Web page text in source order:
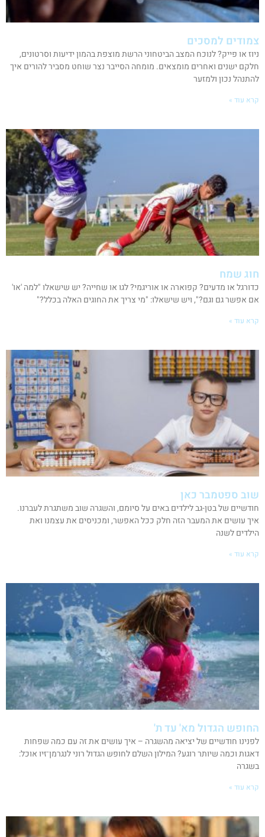
צמודים למסכים
ניוז או פייק? לנוכח המצב הביטחוני הרשת מוצפת בהמון ידיעות וסרטונים,
חלקם ישנים ואחרים מומצאים. מומחה הסייבר נצר שוחט מסביר להורים איך
להתנהל נכון ולמזער
קרא עוד »
חוג שמח
כדורגל או מדעים? קפוארה או אוריגמי? לגו או שחייה? יש שישאלו "למה 'או'
אם אפשר גם וגם?", ויש שישאלו: "מי צריך את החוגים האלה בכלל?"
קרא עוד »
שוב ספטמבר כאן
חודשיים של בטן-גב לילדים באים על סיומם, והשגרה שוב משתגרת לעברנו.
איך עושים את המעבר הזה חלק ככל האפשר, ומכניסים את עצמנו ואת
הילדים לשנה
קרא עוד »
החופש הגדול מא' עד ת'
לפנינו חודשיים של יציאה מהשגרה – איך עושים את זה עם כמה שפחות
דאגות וכמה שיותר רוגע? המילון השלם לחופש הגדול רוני לנגרמן־זיו אוכל:
בשגרה
קרא עוד »